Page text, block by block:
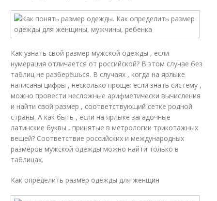
Как узнать свой размер мужской одежды , если
нумерация отличается от российской? В этом случае без
таблиц не разберёшься. В случаях , когда на ярлыке
написаны цифры , несколько проще: если знать систему ,
можно провести несложные арифметически вычисления
и найти свой размер , соответствующий сетке родной
страны. А как быть , если на ярлыке загадочные
латинские буквы , принятые в метрологии трикотажных
вещей? Соответствие российских и международных
размеров мужской одежды можно найти только в
таблицах.
Как определить размер одежды для женщин